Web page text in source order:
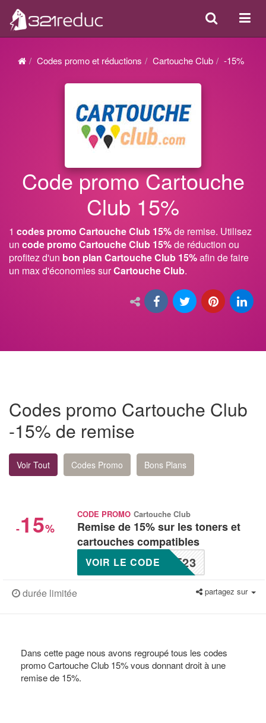
ou
Search
Codes promo et réductions Cartouche Club -15%
Code promo Cartouche
Club 15%
1 codes promo Cartouche Club 15%de remise. Utilisez
un code promo Cartouche Club 15%de réduction ou
profitez d'un bon plan Cartouche Club 15%afin de faire
un max d'économies surCartouche Club.
Codes promo Cartouche Club
-15% de remise
Voir Tout Codes Promo Bons Plans
-15%
CODE PROMO Cartouche Club
Remise de 15% sur les toners et
cartouches compatibles
F23
VOIR LE CODE
durée limitée partagez sur
Dans cette page nous avons regroupé tous les codes
promo Cartouche Club 15% vous donnant droit à une
remise de 15%.